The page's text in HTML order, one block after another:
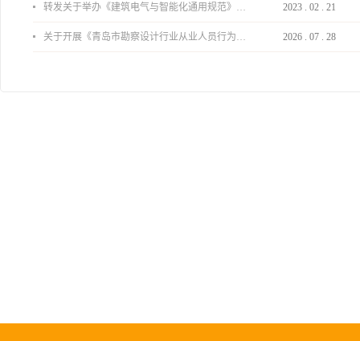
转发关于举办《建筑电气与智能化通用规范》 GB55024-2022公益宣贯的通知 2023 02 21
关于开展《青岛市勘察设计行业从业人员行为导则》、《青岛市住宅工程设计审查品质提升指引（2026版）》宣贯活动的通知 2026 07 28